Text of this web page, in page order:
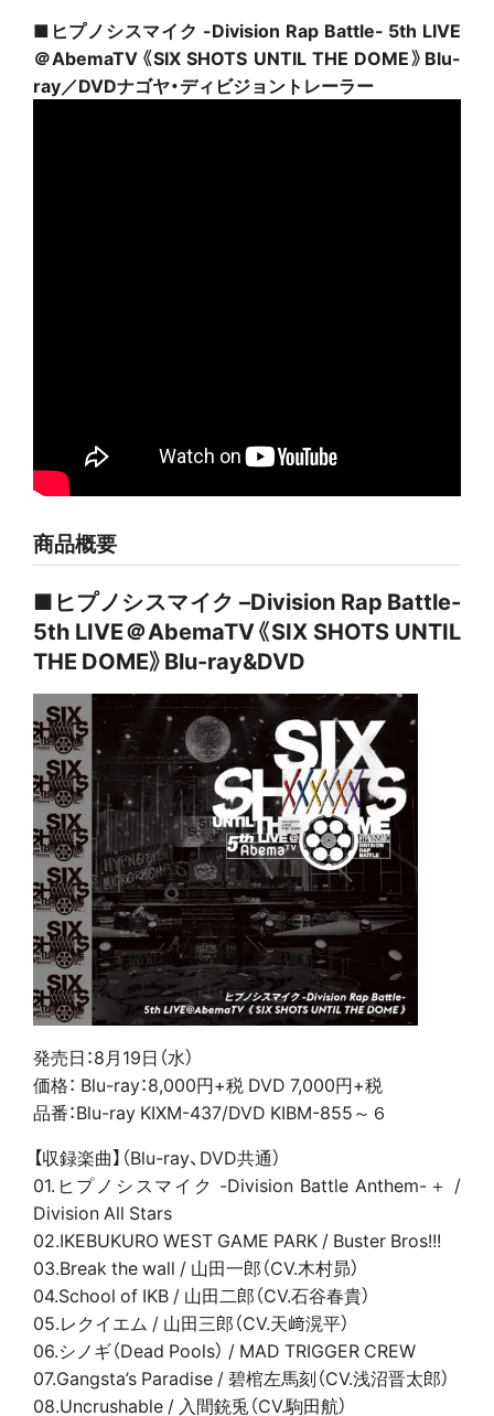
■ヒプノシスマイク -Division Rap Battle- 5th LIVE
＠AbemaTV《SIX SHOTS UNTIL THE DOME》Blu-
ray／DVDナゴヤ・ディビジョントレーラー
商品概要
■ヒプノシスマイク –Division Rap Battle-
5th LIVE＠AbemaTV《SIX SHOTS UNTIL
THE DOME》Blu-ray&DVD
発売日：8月19日（水）
価格： Blu-ray：8,000円+税 DVD 7,000円+税
品番：Blu-ray KIXM-437/DVD KIBM-855～６
【収録楽曲】（Blu-ray、DVD共通）
01.ヒプノシスマイク -Division Battle Anthem-＋ /
Division All Stars
02.IKEBUKURO WEST GAME PARK / Buster Bros!!!
03.Break the wall / 山田一郎（CV.木村昴）
04.School of IKB / 山田二郎（CV.石谷春貴）
05.レクイエム / 山田三郎（CV.天﨑滉平）
06.シノギ（Dead Pools） / MAD TRIGGER CREW
07.Gangsta’s Paradise / 碧棺左馬刻（CV.浅沼晋太郎）
08.Uncrushable / 入間銃兎（CV.駒田航）